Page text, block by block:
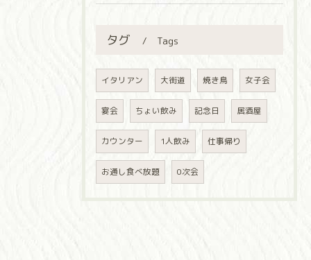
タグ Tags
イタリアン 大街道 焼き鳥 女子会
宴会 ちょい飲み 記念日 居酒屋
カウンター 1人飲み 仕事帰り
お通し食べ放題 0次会